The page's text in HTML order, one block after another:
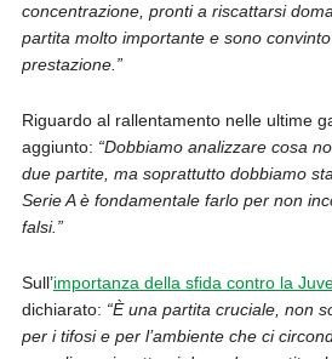
concentrazione, pronti a riscattarsi
partita molto importante e sono
prestazione.”
Riguardo al rallentamento nelle ultime
aggiunto: “Dobbiamo analizzare cosa
due partite, ma soprattutto dobbiamo
Serie A è fondamentale farlo per non
falsi.”
Sull’importanza della sfida contro la
dichiarato: “È una partita cruciale, non
per i tifosi e per l’ambiente che ci